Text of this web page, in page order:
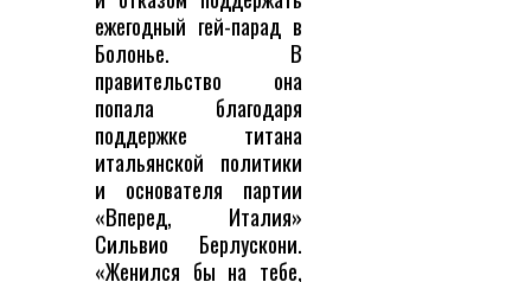
ежегодный гей-парад в
Болонье. В
правительство она
попала благодаря
поддержке титана
итальянской политики
и основателя партии
«Вперед, Италия»
Сильвио Берлускони.
«Женился бы на тебе,